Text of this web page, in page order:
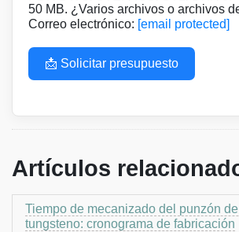
50 MB. ¿Varios archivos o archivos
Correo electrónico: [email protected]
📩 Solicitar presupuesto
Artículos
Tiempo de mecanizado del punzón
tungsteno: cronograma de fabricación